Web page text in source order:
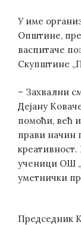
У име
Општине,
васпитаче
Скупштине
– Захвални
Дејану
помоћи, већ
прави начин
ученици ОШ
уметнички
Председник